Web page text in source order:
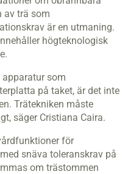
av trä som
är en utmaning.
högteknologisk
som
på taket, är det inte
Trätekniken måste
säger Cristiana Caira.
för
snäva toleranskrav på
om trästommen